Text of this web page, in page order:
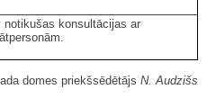
notikušas konsultācijas ar
domes priekšsēdētājs N. Audzišs